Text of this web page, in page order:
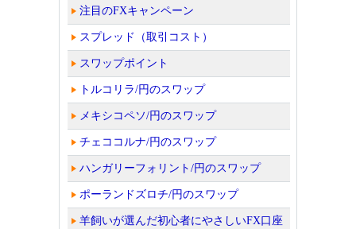
注目のFXキャンペーン
スプレッド（取引コスト）
スワップポイント
トルコリラ/円のスワップ
メキシコペソ/円のスワップ
チェココルナ/円のスワップ
ハンガリーフォリント/円のスワップ
ポーランドズロチ/円のスワップ
羊飼いが選んだ初心者にやさしいFX口座